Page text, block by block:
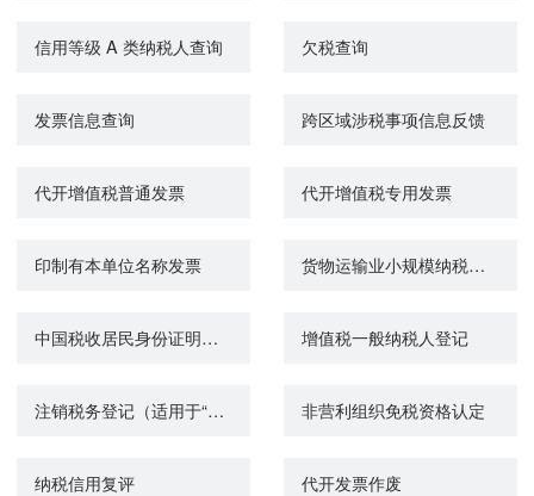
信用等级 A 类纳税人查询 欠税查询
发票信息查询 跨区域涉税事项信息反馈
代开增值税普通发票 代开增值税专用发票
印制有本单位名称发票 货物运输业小规模纳税人异地代开增值税专用发票备案
中国税收居民身份证明的开具 增值税一般纳税人登记
注销税务登记（适用于“一照一码”“两证整合”以外的纳税人） 非营利组织免税资格认定
纳税信用复评 代开发票作废